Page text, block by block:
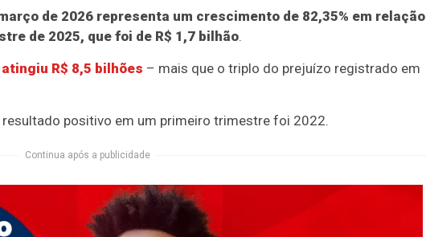
de 2026 representa um crescimento de 82,35% em relação
de 2025, que foi de R$ 1,7 bilhão.
R$ 8,5 bilhões – mais que o triplo do prejuízo registrado em
positivo em um primeiro trimestre foi 2022.
Continua após a publicidade